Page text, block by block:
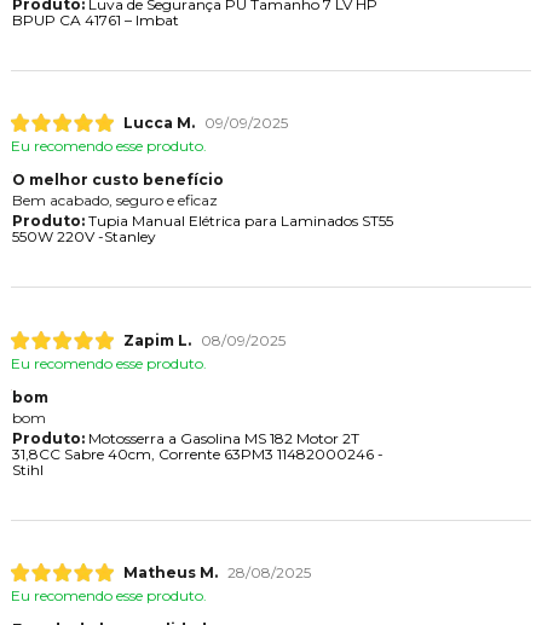
Produto:Luva de Segurança PU Tamanho 7 LV HP
BPUP CA 41761 – Imbat
Lucca M.
09/09/2025
Eu recomendo esse produto.
O melhor custo benefício
Bem acabado, seguro e eficaz
Produto:Tupia Manual Elétrica para Laminados ST55
550W 220V -Stanley
Zapim L.
08/09/2025
Eu recomendo esse produto.
bom
bom
Produto:Motosserra a Gasolina MS 182 Motor 2T
31,8CC Sabre 40cm, Corrente 63PM3 11482000246 -
Stihl
Matheus M. 28/08/2025
Eu recomendo esse produto.